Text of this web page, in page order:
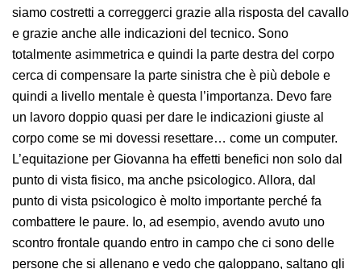
siamo costretti a correggerci grazie alla risposta del cavallo
e grazie anche alle indicazioni del tecnico. Sono
totalmente asimmetrica e quindi la parte destra del corpo
cerca di compensare la parte sinistra che è più debole e
quindi a livello mentale è questa l’importanza. Devo fare
un lavoro doppio quasi per dare le indicazioni giuste al
corpo come se mi dovessi resettare… come un computer.
L’equitazione per Giovanna ha effetti benefici non solo dal
punto di vista fisico, ma anche psicologico. Allora, dal
punto di vista psicologico è molto importante perché fa
combattere le paure. Io, ad esempio, avendo avuto uno
scontro frontale quando entro in campo che ci sono delle
persone che si allenano e vedo che galoppano, saltano gli